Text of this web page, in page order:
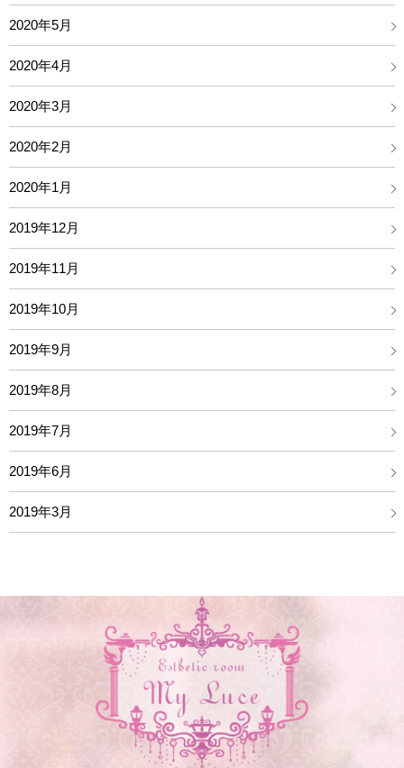
2020年5月
2020年4月
2020年3月
2020年2月
2020年1月
2019年12月
2019年11月
2019年10月
2019年9月
2019年8月
2019年7月
2019年6月
2019年3月